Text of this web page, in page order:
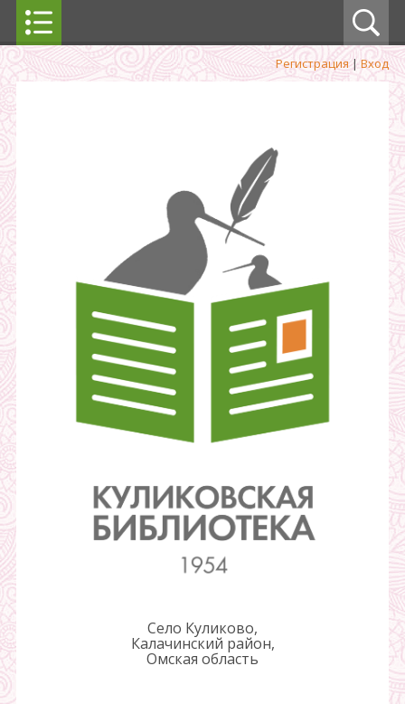
Регистрация|Вход
Село Куликово,
Калачинский район,
Омская область